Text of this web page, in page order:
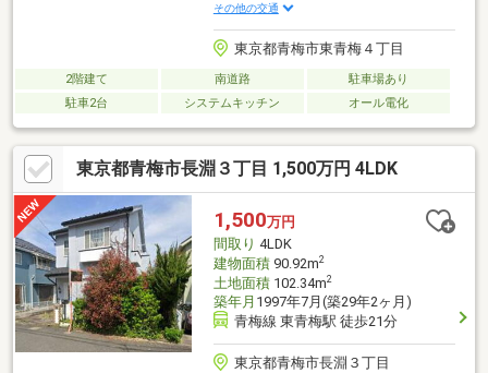
その他の交通
東京都青梅市東青梅４丁目
2階建て 南道路
駐車場あり
駐車2台
システムキッチン オール電化
東京都青梅市長淵３丁目 1,500万円 4LDK
1,500万円
間取り 4LDK
建物面積90.92m2
土地面積102.34m2
築年月 1997年7月(築29年2ヶ月)
青梅線 東青梅駅 徒歩21分
東京都青梅市長淵３丁目